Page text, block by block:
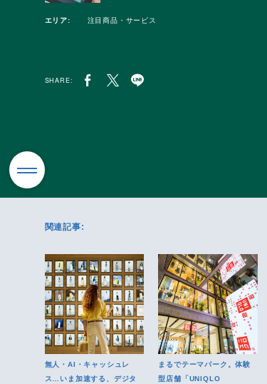
エリア: 注目商品・サービス
SHARE:
関連記事:
無人・AI・キャッシュレ
ス…いま加速する、デジタ
まるでテーマパーク。体験
型店舗「UNIQLO